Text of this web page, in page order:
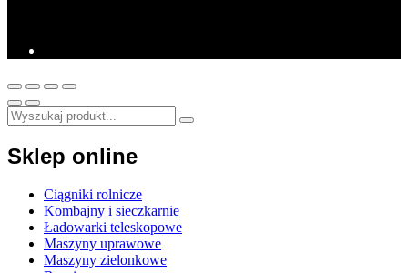
Sklep online
Ciągniki rolnicze
Kombajny i sieczkarnie
Ładowarki teleskopowe
Maszyny uprawowe
Maszyny zielonkowe